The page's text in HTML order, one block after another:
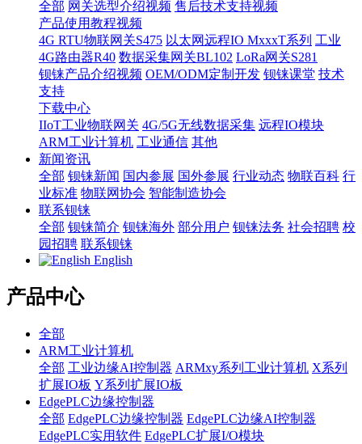
全部 网关选型介绍视频 售后技术支持视频
产品使用教程视频
4G RTU物联网关S475 以太网远程IO MxxxT系列 工业
4G路由器R40 数据采集网关BL102 LoRa网关S281
钡铼产品介绍视频 OEM/ODM定制开发 钡铼课堂 技术
支持
下载中心
IIoT工业物联网关 4G/5G无线数据采集 远程IO模块
ARM工业计算机 工业通信 其他
新闻资讯
全部 钡铼新闻 国内参展 国外参展 行业动态 物联百科 行
业标准 物联网协会 智能制造协会
联系钡铼
全部 钡铼简介 钡铼海外 部分用户 钡铼法务 社会招聘 校
园招聘 联系钡铼
English
产品中心
全部
ARM工业计算机
全部 工业边缘AI控制器 ARMxy系列工业计算机 X系列
扩展IO板 Y系列扩展IO板
EdgePLC边缘控制器
全部 EdgePLC边缘控制器 EdgePLC边缘AI控制器
EdgePLC实用软件 EdgePLC扩展I/O模块